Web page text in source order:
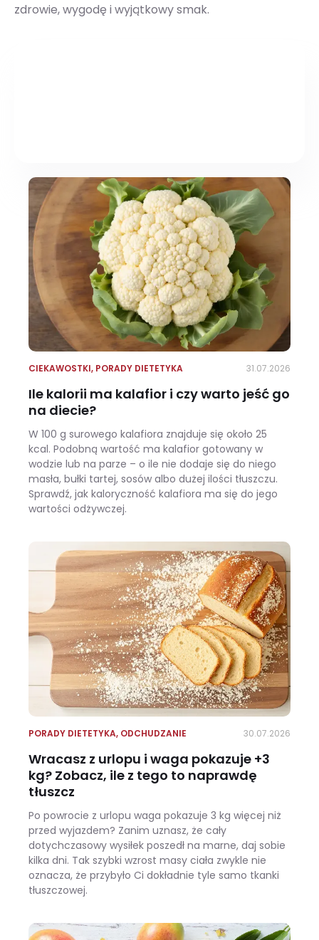
zdrowie, wygodę i wyjątkowy smak.
CIEKAWOSTKI, PORADY DIETETYKA 31.07.2026
Ile kalorii ma kalafior i czy warto jeść go
na diecie?
W 100 g surowego kalafiora znajduje się około 25
kcal. Podobną wartość ma kalafior gotowany w
wodzie lub na parze – o ile nie dodaje się do niego
masła, bułki tartej, sosów albo dużej ilości tłuszczu.
Sprawdź, jak kaloryczność kalafiora ma się do jego
wartości odżywczej.
PORADY DIETETYKA, ODCHUDZANIE 30.07.2026
Wracasz z urlopu i waga pokazuje +3
kg? Zobacz, ile z tego to naprawdę
tłuszcz
Po powrocie z urlopu waga pokazuje 3 kg więcej niż
przed wyjazdem? Zanim uznasz, że cały
dotychczasowy wysiłek poszedł na marne, daj sobie
kilka dni. Tak szybki wzrost masy ciała zwykle nie
oznacza, że przybyło Ci dokładnie tyle samo tkanki
tłuszczowej.